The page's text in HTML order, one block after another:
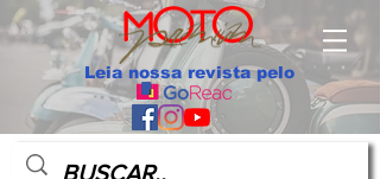
Leia nossa revista pelo